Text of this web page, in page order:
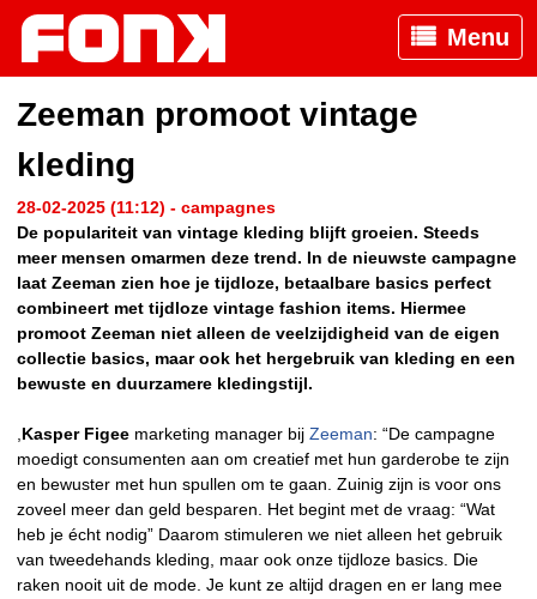
Menu
Zeeman promoot vintage
kleding
28-02-2025 (11:12) - campagnes
De populariteit van vintage kleding blijft groeien. Steeds
meer mensen omarmen deze trend. In de nieuwste campagne
laat Zeeman zien hoe je tijdloze, betaalbare basics perfect
combineert met tijdloze vintage fashion items. Hiermee
promoot Zeeman niet alleen de veelzijdigheid van de eigen
collectie basics, maar ook het hergebruik van kleding en een
bewuste en duurzamere kledingstijl.
Kasper Figee marketing manager bij Zeeman: “De campagne
moedigt consumenten aan om creatief met hun garderobe te zijn
en bewuster met hun spullen om te gaan. Zuinig zijn is voor ons
zoveel meer dan geld besparen. Het begint met de vraag: “Wat
heb je écht nodig” Daarom stimuleren we niet alleen het gebruik
van tweedehands kleding, maar ook onze tijdloze basics. Die
raken nooit uit de mode. Je kunt ze altijd dragen en er lang mee